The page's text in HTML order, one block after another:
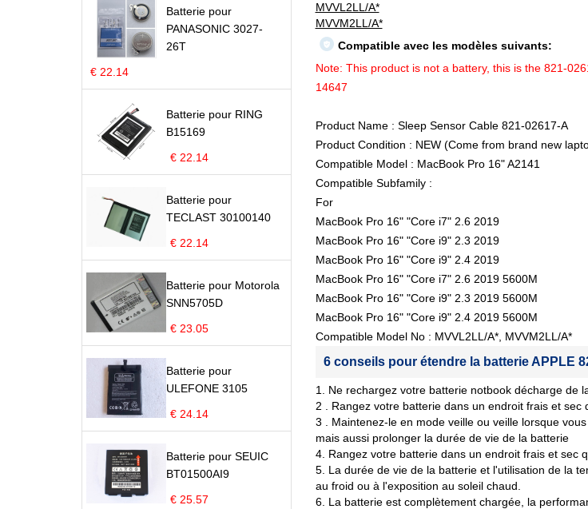
Batterie pour
PANASONIC 3027-
26T
€ 22.14
Batterie pour RING
B15169
€ 22.14
Batterie pour
TECLAST 30100140
€ 22.14
Batterie pour Motorola
SNN5705D
€ 23.05
Batterie pour
ULEFONE 3105
€ 24.14
Batterie pour SEUIC
BT01500AI9
€ 25.57
MVVL2LL/A*
MVVM2LL/A*
Compatible avec les modèles suivants:
Note: This product is not a battery, this is the 821-
14647
Product Name : Sleep Sensor Cable 821-02617-A
Product Condition : NEW (Come from brand new
Compatible Model : MacBook Pro 16" A2141
Compatible Subfamily :
For
MacBook Pro 16" "Core i7" 2.6 2019
MacBook Pro 16" "Core i9" 2.3 2019
MacBook Pro 16" "Core i9" 2.4 2019
MacBook Pro 16" "Core i7" 2.6 2019 5600M
MacBook Pro 16" "Core i9" 2.3 2019 5600M
MacBook Pro 16" "Core i9" 2.4 2019 5600M
Compatible Model No : MVVL2LL/A*, MVVM2LL/A*
6 conseils pour étendre la batterie APPLE
1. Ne rechargez votre batterie notbook décharge de
2 . Rangez votre batterie dans un endroit frais et sec
3 . Maintenez-le en mode veille ou veille lorsque
mais aussi prolonger la durée de vie de la batterie
4. Rangez votre batterie dans un endroit frais et sec
5. La durée de vie de la batterie et l'utilisation de la
au froid ou à l'exposition au soleil chaud.
6. La batterie est complètement chargée, la